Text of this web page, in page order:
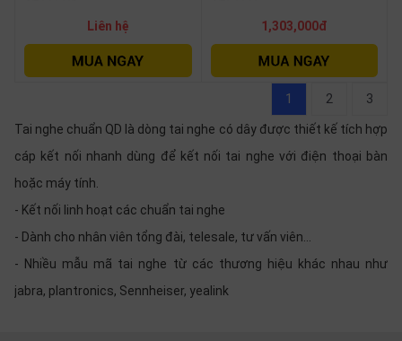
Liên hệ 1,303,000đ
1 2 3
Tai nghe chuẩn QD là dòng tai nghe có dây được thiết kế tích hợp
cáp kết nối nhanh dùng để kết nối tai nghe với điện thoại bàn
hoặc máy tính.
- Kết nối linh hoạt các chuẩn tai nghe
- Dành cho nhân viên tổng đài, telesale, tư vấn viên...
- Nhiều mẫu mã tai nghe từ các thương hiệu khác nhau như
jabra, plantronics, Sennheiser, yealink